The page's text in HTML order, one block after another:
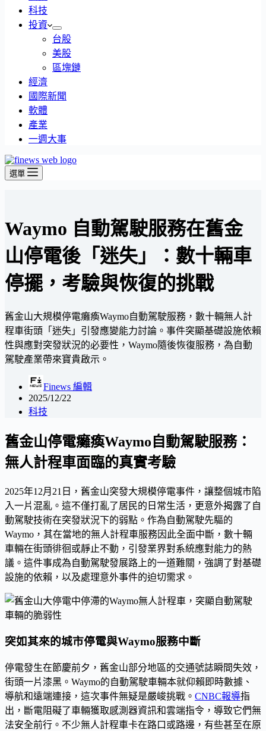
科技
投資
台股
美股
區塊鏈
經濟
國際新聞
軟體
產業
一週大事
選單
Waymo 自動駕駛服務在舊金
山停電後「迷失」：數十輛車
停擺，考驗與恢復的挑戰
舊金山大規模停電癱瘓Waymo自動駕駛服務，數十輛無人計
程車街頭「迷失」引發應變能力討論。事件突顯基礎設施依賴
性與應對突發狀況的必要性，Waymo隨後恢復服務，為自動
駕駛產業帶來寶貴啟示。
Finews 編輯
2025/12/22
科技
舊金山停電癱瘓Waymo自動駕駛服務：
無人計程車面臨的真實考驗
2025年12月21日，舊金山突發大規模停電事件，讓整個城市陷
入一片混亂。這不僅打亂了居民的日常生活，更意外揭露了自
動駕駛技術在突發狀況下的弱點。作為自動駕駛先驅的
Waymo，其在當地的無人計程車服務因此全面中斷，數十輛
車輛在街頭徘徊或靜止不動，引發業界對系統應對能力的熱
議。這件事成為自動駕駛發展路上的一道難關，強調了對基礎
設施的依賴，以及處理意外事件的迫切需求。
突如其來的城市停電與Waymo服務中斷
停電發生在節慶前夕，舊金山部分地區的交通號誌瞬間失效，
街頭一片漆黑。Waymo的自動駕駛車輛本就仰賴即時數據、
導航和遠端連接，這次事件無疑是嚴峻挑戰。 CNBC報導指
出，斷電阻礙了車輛獲取感測器資訊和雲端指令，導致它們無
法安全前行。不少無人計程車卡在路口或路邊，有些甚至在原